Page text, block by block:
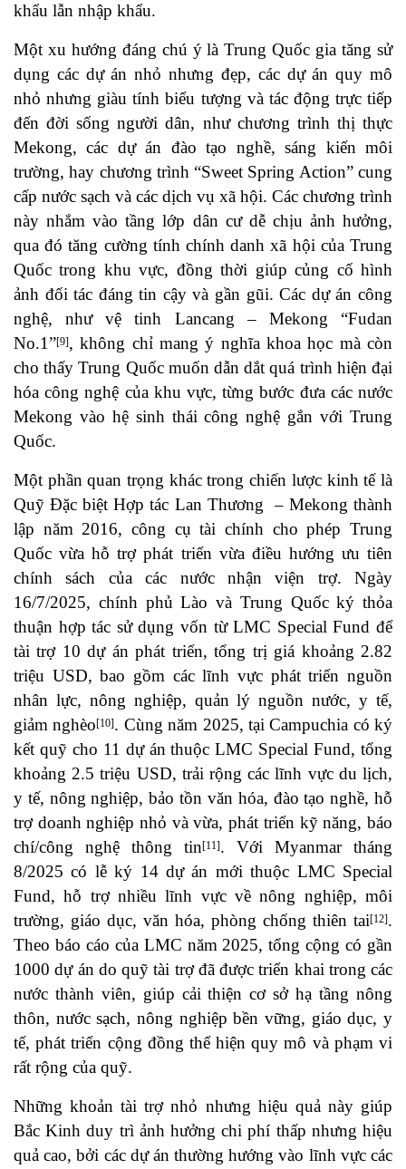
khẩu lẫn nhập khẩu.
Một xu hướng đáng chú ý là Trung Quốc gia tăng sử
dụng các dự án nhỏ nhưng đẹp, các dự án quy mô
nhỏ nhưng giàu tính biểu tượng và tác động trực tiếp
đến đời sống người dân, như chương trình thị thực
Mekong, các dự án đào tạo nghề, sáng kiến môi
trường, hay chương trình “Sweet Spring Action” cung
cấp nước sạch và các dịch vụ xã hội. Các chương trình
này nhắm vào tầng lớp dân cư dễ chịu ảnh hưởng,
qua đó tăng cường tính chính danh xã hội của Trung
Quốc trong khu vực, đồng thời giúp củng cố hình
ảnh đối tác đáng tin cậy và gần gũi. Các dự án công
nghệ, như vệ tinh Lancang – Mekong “Fudan
No.1” [9] , không chỉ mang ý nghĩa khoa học mà còn
cho thấy Trung Quốc muốn dẫn dắt quá trình hiện đại
hóa công nghệ của khu vực, từng bước đưa các nước
Mekong vào hệ sinh thái công nghệ gắn với Trung
Quốc.
Một phần quan trọng khác trong chiến lược kinh tế là
Quỹ Đặc biệt Hợp tác Lan Thương – Mekong thành
lập năm 2016, công cụ tài chính cho phép Trung
Quốc vừa hỗ trợ phát triển vừa điều hướng ưu tiên
chính sách của các nước nhận viện trợ. Ngày
16/7/2025, chính phủ Lào và Trung Quốc ký thỏa
thuận hợp tác sử dụng vốn từ LMC Special Fund để
tài trợ 10 dự án phát triển, tổng trị giá khoảng 2.82
triệu USD, bao gồm các lĩnh vực phát triển nguồn
nhân lực, nông nghiệp, quản lý nguồn nước, y tế,
giảm nghèo [10] . Cùng năm 2025, tại Campuchia có ký
kết quỹ cho 11 dự án thuộc LMC Special Fund, tổng
khoảng 2.5 triệu USD, trải rộng các lĩnh vực du lịch,
y tế, nông nghiệp, bảo tồn văn hóa, đào tạo nghề, hỗ
trợ doanh nghiệp nhỏ và vừa, phát triển kỹ năng, báo
chí/công nghệ thông tin [11] . Với Myanmar tháng
8/2025 có lễ ký 14 dự án mới thuộc LMC Special
Fund, hỗ trợ nhiều lĩnh vực về nông nghiệp, môi
trường, giáo dục, văn hóa, phòng chống thiên tai [12] .
Theo báo cáo của LMC năm 2025, tổng cộng có gần
1000 dự án do quỹ tài trợ đã được triển khai trong các
nước thành viên, giúp cải thiện cơ sở hạ tầng nông
thôn, nước sạch, nông nghiệp bền vững, giáo dục, y
tế, phát triển cộng đồng thể hiện quy mô và phạm vi
rất rộng của quỹ.
Những khoản tài trợ nhỏ nhưng hiệu quả này giúp
Bắc Kinh duy trì ảnh hưởng chi phí thấp nhưng hiệu
quả cao, bởi các dự án thường hướng vào lĩnh vực các